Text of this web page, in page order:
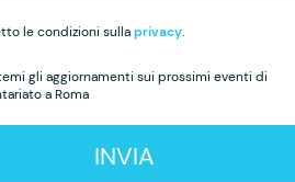
le condizioni sullaprivacy.
gli aggiornamenti sui prossimi eventi di
a Roma
INVIA